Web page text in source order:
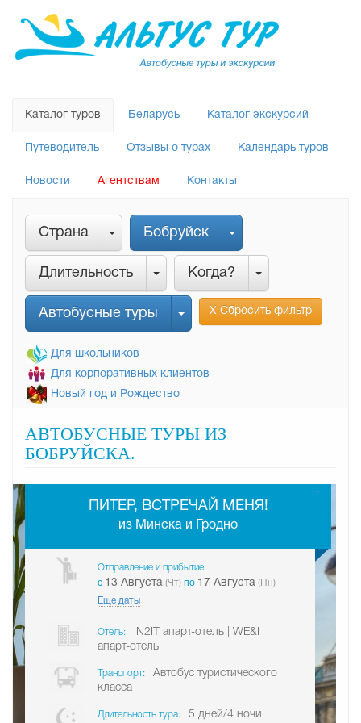
Каталог туров Беларусь Каталог экскурсий
Путеводитель Отзывы о турах Календарь туров
Новости Агентствам Контакты
Страна Бобруйск
Длительность Когда?
Автобусные туры Х Сбросить фильтр
Для школьников
Для корпоративных клиентов
Новый год и Рождество
АВТОБУСНЫЕ ТУРЫ ИЗ
БОБРУЙСКА.
ПИТЕР, ВСТРЕЧАЙ МЕНЯ!
из Минска и Гродно
Отправление и прибытие
c 13 Августа (Чт) по 17 Августа (Пн)
Еще даты
Отель:
IN2IT апарт-отель | WE&I
апарт-отель
Транспорт:
Автобус туристического
класса
Длительность тура: 5 дней/4 ночи
-